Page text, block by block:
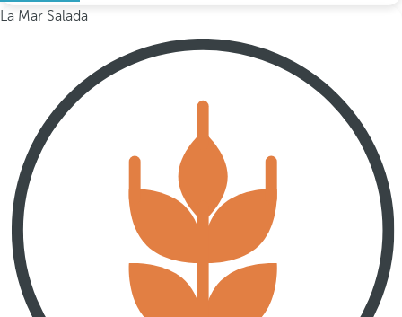
La Mar Salada